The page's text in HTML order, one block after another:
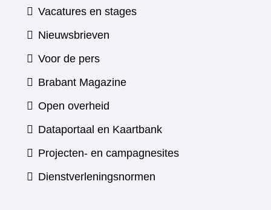
Vacatures en stages
Nieuwsbrieven
Voor de pers
Brabant Magazine(verwijst
andere
website)
Open overheid
Dataportaal en Kaartbank(verwijst
naar
Projecten- en campagnesites
Dienstverleningsnormen